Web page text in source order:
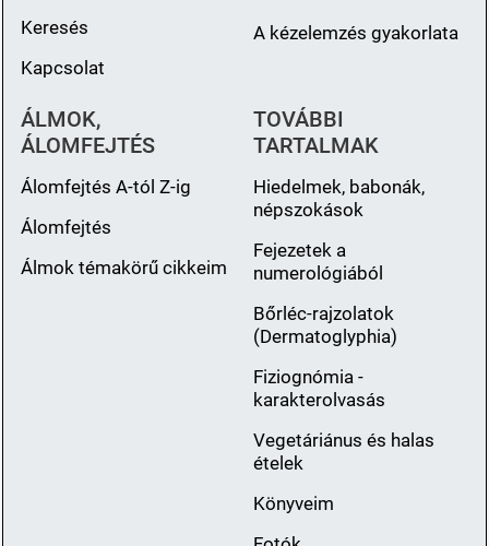
Keresés
Kapcsolat
A kézelemzés gyakorlata
ÁLMOK,
ÁLOMFEJTÉS
Álomfejtés A-tól Z-ig
Álomfejtés
Álmok témakörű cikkeim
TOVÁBBI
TARTALMAK
Hiedelmek, babonák,
népszokások
Fejezetek a
numerológiából
Bőrléc-rajzolatok
(Dermatoglyphia)
Fiziognómia -
karakterolvasás
Vegetáriánus és halas
ételek
Könyveim